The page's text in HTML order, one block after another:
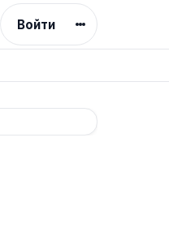
Войти